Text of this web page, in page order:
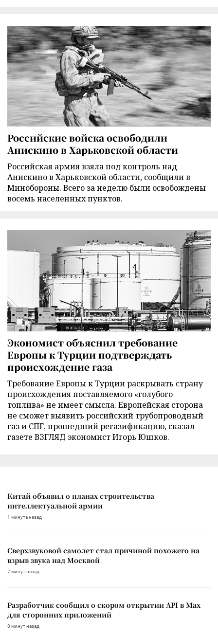
Российские войска освободили
Анискино в Харьковской области
Российская армия взяла под контроль над
Анискино в Харьковской области, сообщили в
Минобороны. Всего за неделю были освобождены
восемь населенных пунктов.
Экономист объяснил требование
Европы к Турции подтверждать
происхождение газа
Требование Европы к Турции раскрывать страну
происхождения поставляемого «голубого
топлива» не имеет смысла. Европейская сторона
не сможет выявить российский трубопроводный
газ и СПГ, прошедший регазификацию, сказал
газете ВЗГЛЯД экономист Игорь Юшков.
Китай объявил о планах строительства
интеллектуальной армии
1 минута назад
Сверхзвуковой самолет стал причиной похожего на
взрыв звука над Москвой
7 минут назад
Разработчик сообщил о скором открытии API в Max
для сторонних приложений
8 минут назад